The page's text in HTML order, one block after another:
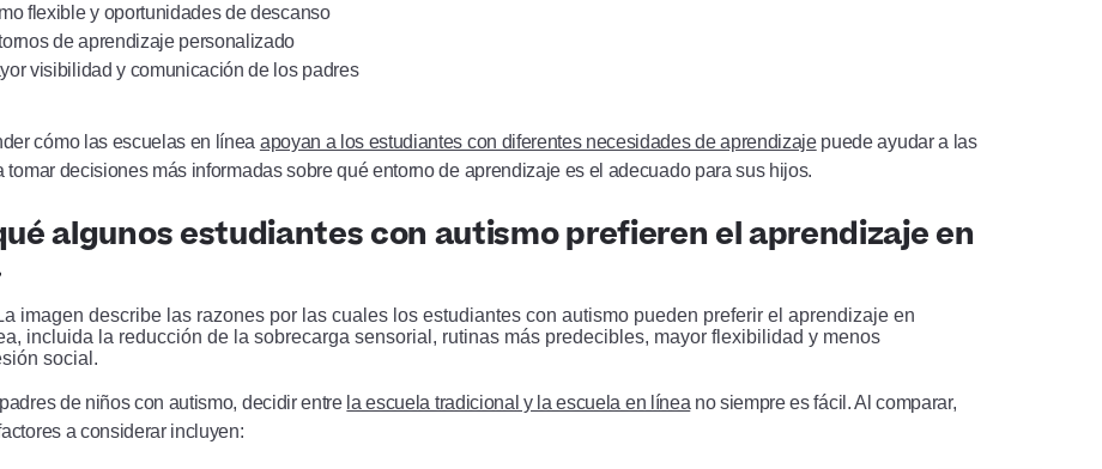
flexible y oportunidades de descanso
de aprendizaje personalizado
visibilidad y comunicación de los padres
cómo las escuelas en línea apoyan a los estudiantes con diferentes necesidades de aprendizajepuede ayudar a las
tomar decisiones más informadas sobre qué entorno de aprendizaje es el adecuado para sus hijos.
algunos estudiantes con autismo prefieren el aprendizaje en
de niños con autismo, decidir entre la escuela tradicional y la escuela en línea no siempre es fácil. Al comparar,
a considerar incluyen: